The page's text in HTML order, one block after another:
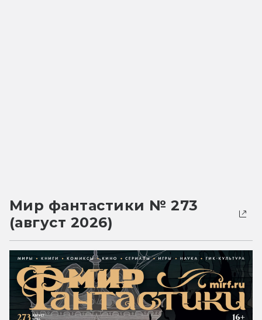
Мир фантастики № 273
(август 2026)